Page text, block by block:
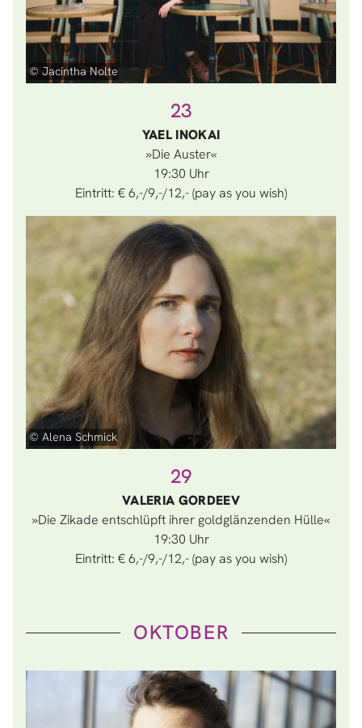
© Jacintha Nolte
23
YAEL INOKAI
»Die Auster«
19:30
Eintritt: € 6,-/9,-/12,- (pay as you wish)
© Alena Schmick
29
VALERIA GORDEEV
»Die Zikade entschlüpft ihrer goldglänzenden Hülle«
19:30
Eintritt: € 6,-/9,-/12,- (pay as you wish)
OKTOBER